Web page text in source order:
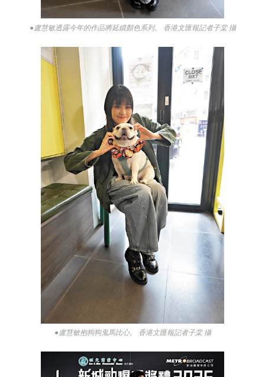
●盧慧敏透露今年的作品將延續顏色系列。 香港文匯報記者子棠 攝
●盧慧敏抱狗狗鬼馬比心。 香港文匯報記者子棠 攝